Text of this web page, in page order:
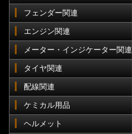
フェンダー関連
エンジン関連
メーター・インジケーター関連
タイヤ関連
配線関連
ケミカル用品
ヘルメット